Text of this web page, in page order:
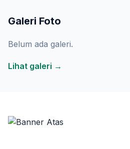
Galeri Foto
Belum ada galeri.
Lihat galeri →